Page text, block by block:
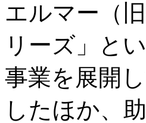
エルマー（
リーズ」と
事業を展開
したほか、